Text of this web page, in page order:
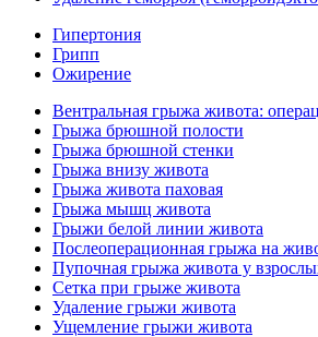
Гипертония
Грипп
Ожирение
Вентральная грыжа живота:
Грыжа брюшной полости
Грыжа брюшной стенки
Грыжа внизу живота
Грыжа живота паховая
Грыжа мышц живота
Грыжи белой линии живота
Послеоперационная грыжа на
Пупочная грыжа живота у
Сетка при грыже живота
Удаление грыжи живота
Ущемление грыжи живота